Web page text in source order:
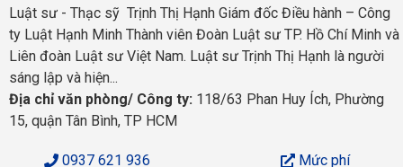
Luật sư - Thạc sỹ Trịnh Thị Hạnh Giám đốc Điều hành – Công
ty Luật Hạnh Minh Thành viên Đoàn Luật sư TP. Hồ Chí Minh và
Liên đoàn Luật sư Việt Nam. Luật sư Trịnh Thị Hạnh là người
sáng lập và hiện...
Địa chỉ văn phòng/ Công ty: 118/63 Phan Huy Ích, Phường
15, quận Tân Bình, TP HCM
0937 621 936
Mức phí